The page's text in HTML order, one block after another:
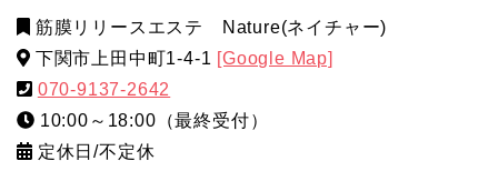
筋膜リリースエステ Nature(ネイチャー)
下関市上田中町1-4-1 [Google Map]
070-9137-2642
10:00～18:00（最終受付）
定休日/不定休